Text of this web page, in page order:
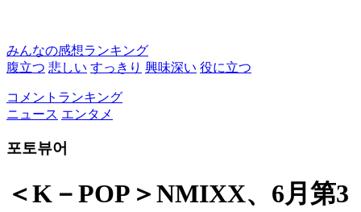
みんなの感想ランキング
腹立つ 悲しい すっきり 興味深い 役に立つ
コメントランキング
ニュース エンタメ
포토뷰어
＜K－POP＞NMIXX、6月第3